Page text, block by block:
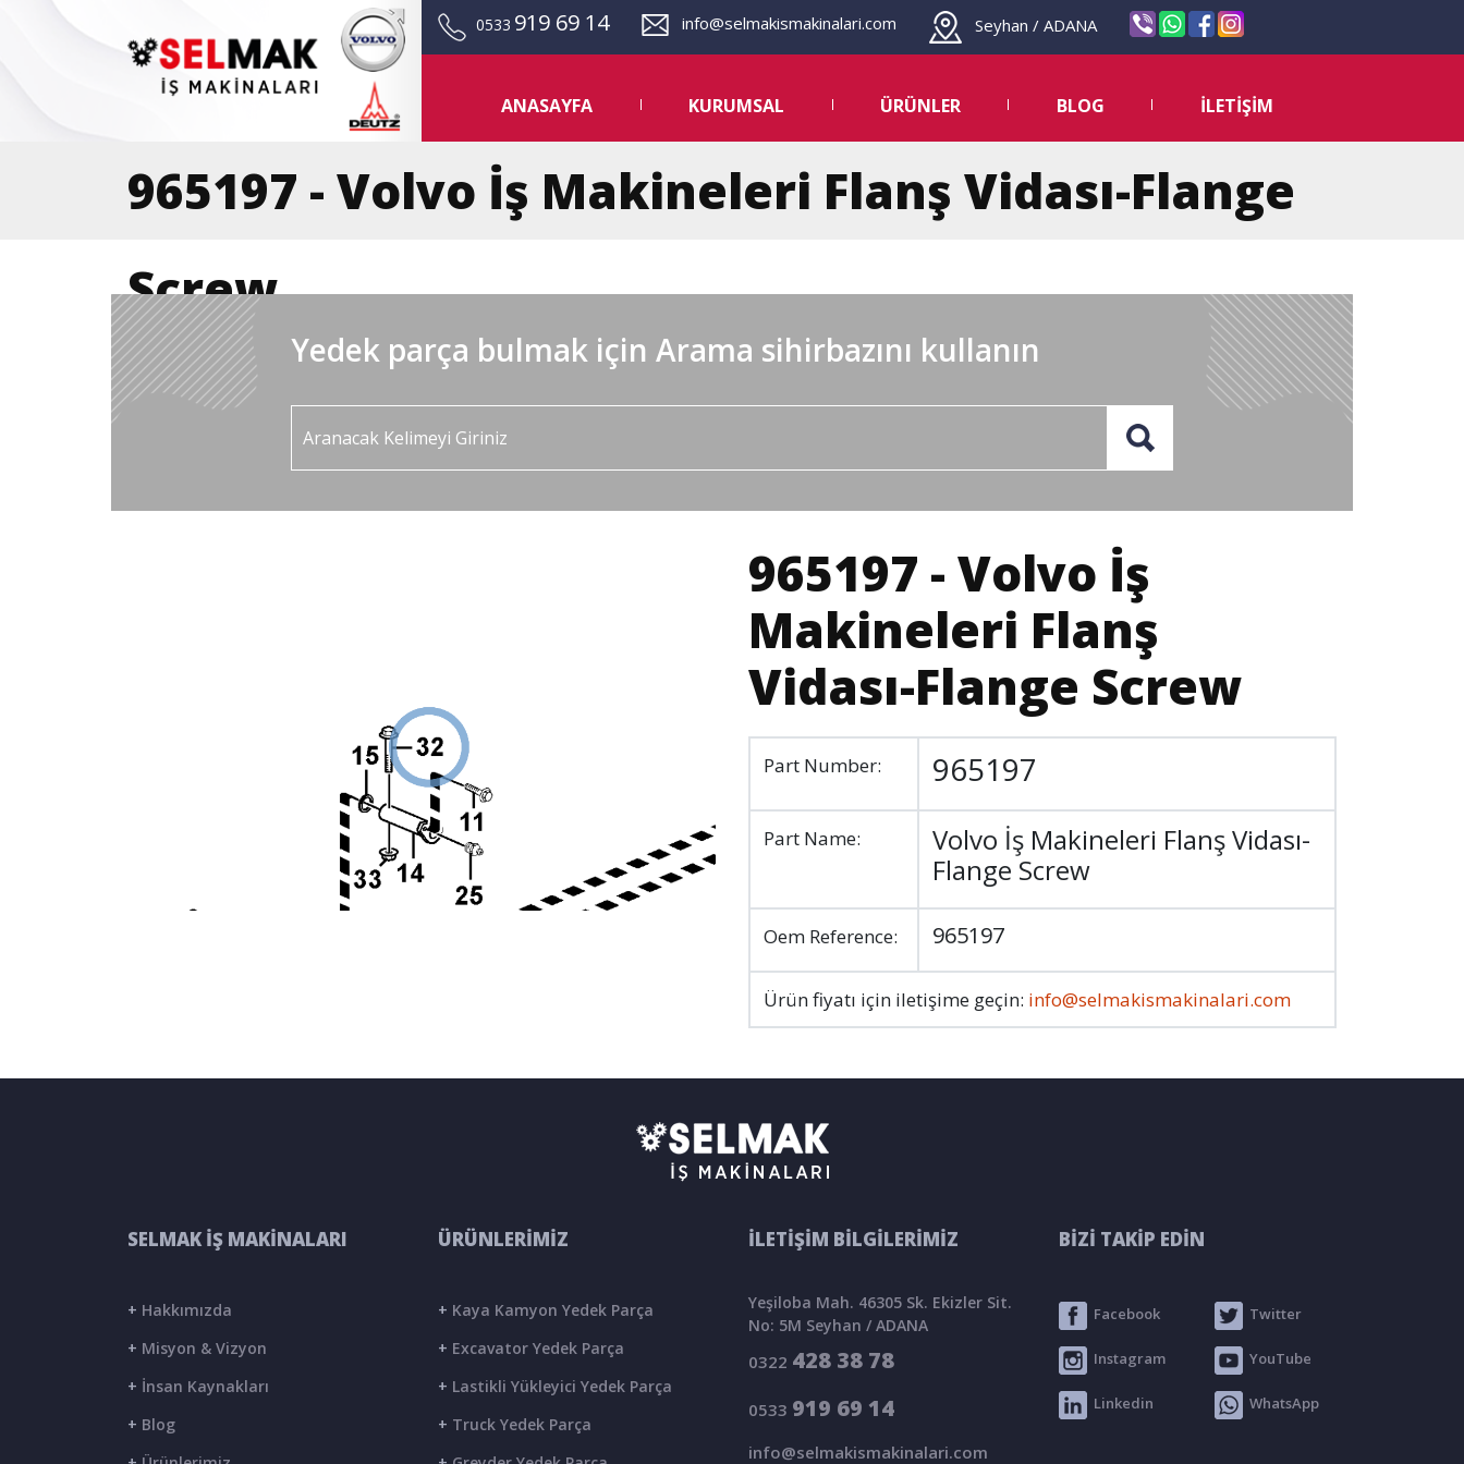
0533 919 69 14 info@selmakismakinalari.com Seyhan / ADANA
ANASAYFA KURUMSAL ÜRÜNLER BLOG İLETİŞİM
965197 - Volvo İş Makineleri Flanş Vidası-Flange
Screw
Yedek parça bulmak için Arama sihirbazını kullanın
965197 - Volvo İş
Makineleri Flanş
Vidası-Flange Screw
Part Number: 965197
Part Name:
Volvo İş Makineleri Flanş Vidası-
Flange Screw
Oem Reference: 965197
Ürün fiyatı için iletişime geçin: info@selmakismakinalari.com
SELMAK İŞ MAKİNALARI
+ Hakkımızda
+ Misyon & Vizyon
+ İnsan Kaynakları
+ Blog
ÜRÜNLERİMİZ
+ Kaya Kamyon Yedek Parça
+ Excavator Yedek Parça
+ Lastikli Yükleyici Yedek Parça
+ Truck Yedek Parça
İLETİŞİM BİLGİLERİMİZ
Yeşiloba Mah. 46305 Sk. Ekizler Sit.
No: 5M Seyhan / ADANA
0322 428 38 78
0533 919 69 14
info@selmakismakinalari.com
BİZİ TAKİP EDİN
Facebook Twitter
Instagram YouTube
Linkedin WhatsApp